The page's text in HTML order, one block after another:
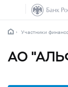
Участники
АО